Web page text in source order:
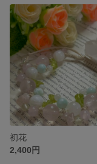
初花
2,400円